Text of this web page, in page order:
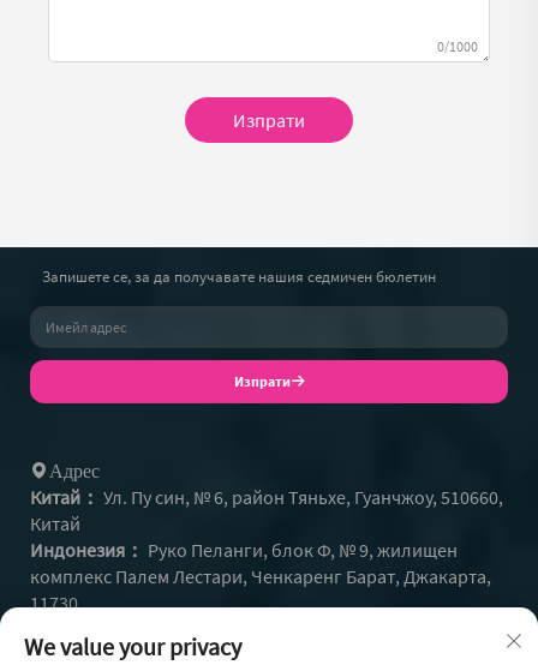
0/1000
Изпрати
Запишете се, за да получавате нашия седмичен бюлетин
Изпрати
Адрес
Китай： Ул. Пу син, № 6, район Тяньхе, Гуанчжоу, 510660,
Китай
Индонезия： Руко Пеланги, блок Ф, № 9, жилищен
комплекс Палем Лестари, Ченкаренг Барат, Джакарта,
11730
Whatsapp:+62 812-9504-2586
We value your privacy